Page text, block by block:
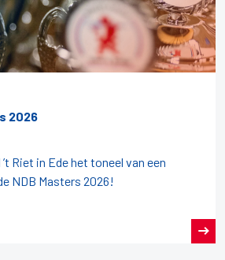
2026
Riet in Ede het toneel van een
NDB Masters 2026!